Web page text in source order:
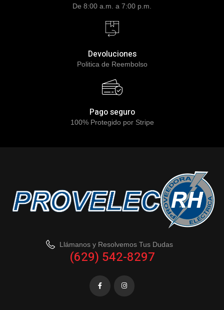
De 8:00 a.m. a 7:00 p.m.
Devoluciones
Politica de Reembolso
Pago seguro
100% Protegido por Stripe
Llámanos y Resolvemos Tus Dudas
(629) 542-8297